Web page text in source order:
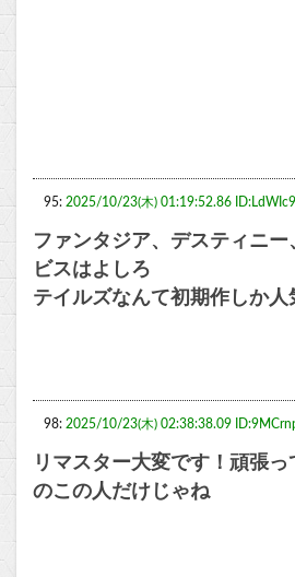
95: 2025/10/23(木) 01:19:52.86
ファンタジア、デスティニ
ビスはよしろ
テイルズなんて初期作しか人
98: 2025/10/23(木) 02:38:38.09
リマスター大変です！頑張っ
のこの人だけじゃね